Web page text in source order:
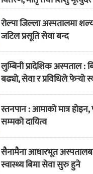
रोल्पा जिल्ला अस्पतालमा
जटिल प्रसूति सेवा बन्द
लुम्बिनी प्रादेशिक अस्पताल :
बढ्यो, सेवा र प्रविधिले फेर्‍यो
स्तनपान : आमाको मात्र होइन,
सम्मको दायित्व
सैनामैना आधारभूत
स्वास्थ्य बिमा सेवा सुरु हुने